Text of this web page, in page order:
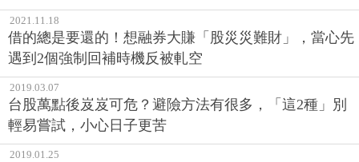
2021.11.18
借的總是要還的！想融券大賺「股災災難財」，當心先
遇到2個強制回補時機反被軋空
2019.03.07
台股萬點後岌岌可危？避險方法有很多，「這2種」別
輕易嘗試，小心日子更苦
2019.01.25